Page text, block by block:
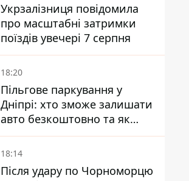
Укрзалізниця повідомила
про масштабні затримки
поїздів увечері 7 серпня
18:20
Пільгове паркування у
Дніпрі: хто зможе залишати
авто безкоштовно та як
оформити електронну
картку
18:14
Після удару по Чорноморцю